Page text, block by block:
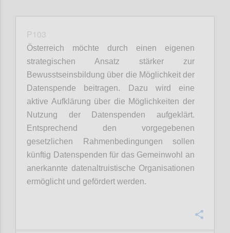
P103
Österreich möchte durch einen eigenen
strategischen Ansatz stärker zur
Bewusstseinsbildung über die Möglichkeit der
Datenspende beitragen. Dazu wird eine
aktive Aufklärung über die Möglichkeiten der
Nutzung der Datenspenden aufgeklärt.
Entsprechend den vorgegebenen
gesetzlichen Rahmenbedingungen sollen
künftig Datenspenden für das Gemeinwohl an
anerkannte datenaltruistische Organisationen
ermöglicht und gefördert werden.